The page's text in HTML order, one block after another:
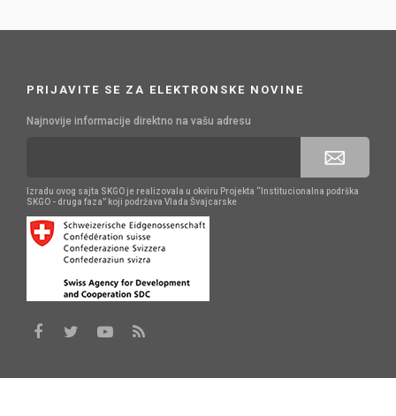
PRIJAVITE SE ZA ELEKTRONSKE NOVINE
Najnovije informacije direktno na vašu adresu
Izradu ovog sajta SKGO je realizovala u okviru Projekta “Institucionalna podrška
SKGO - druga faza” koji podržava Vlada Švajcarske